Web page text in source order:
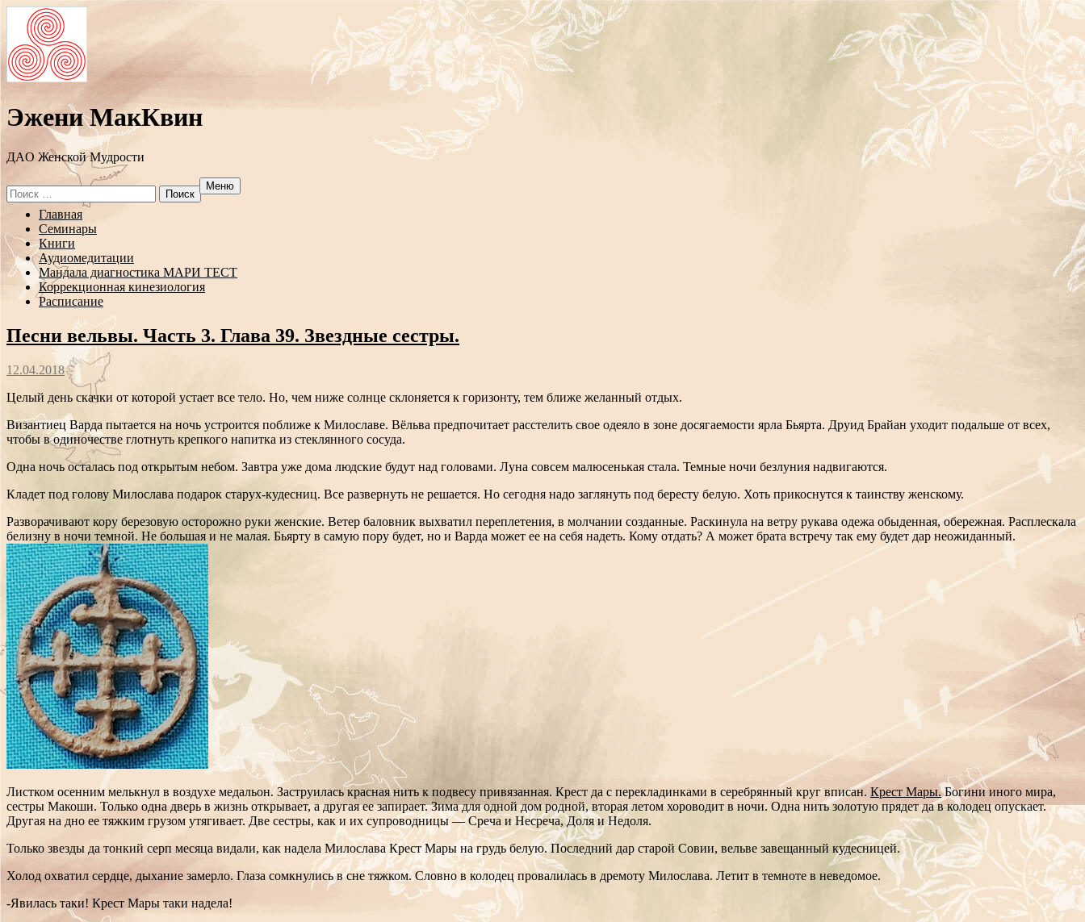
Эжени МакКвин
ДAO Женской Мудрости
Search
for:
Меню
Перейти
содержанию
Главная
Семинары
Книги
Аудиомедитации
Мандала диагностика МАРИ ТЕСТ
Коррекционная кинезиология
Расписание
Песни вельвы. Часть 3. Глава 39. Звездные сестры.
12.04.2018
Целый день скачки от которой устает все тело. Но, чем ниже солнце склоняется к горизонту, тем ближе желанный отдых.
Византиец Варда пытается на ночь устроится поближе к Милославе. Вёльва предпочитает расстелить свое одеяло в зоне досягаемости ярла Бьярта. Друид Брайан уходит подальше от всех,
чтобы в одиночестве глотнуть крепкого напитка из стеклянного сосуда.
Одна ночь осталась под открытым небом. Завтра уже дома людские будут над головами. Луна совсем малюсенькая стала. Темные ночи безлуния надвигаются.
Кладет под голову Милослава подарок старух-кудесниц. Все развернуть не решается. Но сегодня надо заглянуть под бересту белую. Хоть прикоснутся к таинству женскому.
Разворачивают кору березовую осторожно руки женские. Ветер баловник выхватил переплетения, в молчании созданные. Раскинула на ветру рукава одежа обыденная, обережная. Расплескала
белизну в ночи темной. Не большая и не малая. Бьярту в самую пору будет, но и Варда может ее на себя надеть. Кому отдать? А может брата встречу так ему будет дар неожиданный.
Листком осенним мелькнул в воздухе медальон. Заструилась красная нить к подвесу привязанная. Крест да с перекладинками в серебрянный круг вписан. Крест Мары.Богини иного мира,
сестры Макоши. Только одна дверь в жизнь открывает, а другая ее запирает. Зима для одной дом родной, вторая летом хороводит в ночи. Одна нить золотую прядет да в колодец опускает.
Другая на дно ее тяжким грузом утягивает. Две сестры, как и их супроводницы — Среча и Несреча, Доля и Недоля.
Только звезды да тонкий серп месяца видали, как надела Милослава Крест Мары на грудь белую. Последний дар старой Совии, вельве завещанный кудесницей.
Холод охватил сердце, дыхание замерло. Глаза сомкнулись в сне тяжком. Словно в колодец провалилась в дремоту Милослава. Летит в темноте в неведомое.
-Явилась таки! Крест Мары таки надела!